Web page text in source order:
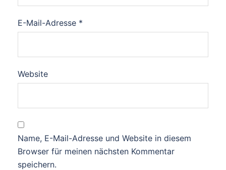
E-Mail-Adresse *
Website
Name, E-Mail-Adresse und Website in diesem
Browser für meinen nächsten Kommentar
speichern.